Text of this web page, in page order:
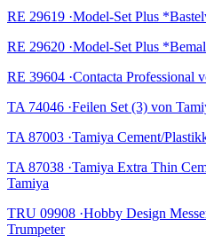
RE 29619 ·Model-Set Plus
RE 29620 ·Model-Set Plus
RE 39604 ·Contacta Professional
TA 74046 ·Feilen Set (3) von
TA 87003 ·Tamiya Cement/
TA 87038 ·Tamiya Extra Thin
Tamiya
TRU 09908 ·Hobby Design
Trumpeter